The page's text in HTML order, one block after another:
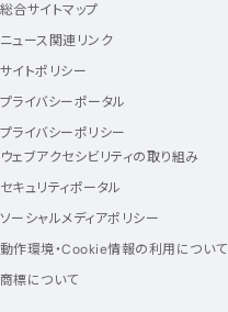
総合サイトマップ
ニュース関連リンク
サイトポリシー
プライバシーポータル
プライバシーポリシー
ウェブアクセシビリティの取り組み
セキュリティポータル
ソーシャルメディアポリシー
動作環境・Cookie情報の利用について
商標について